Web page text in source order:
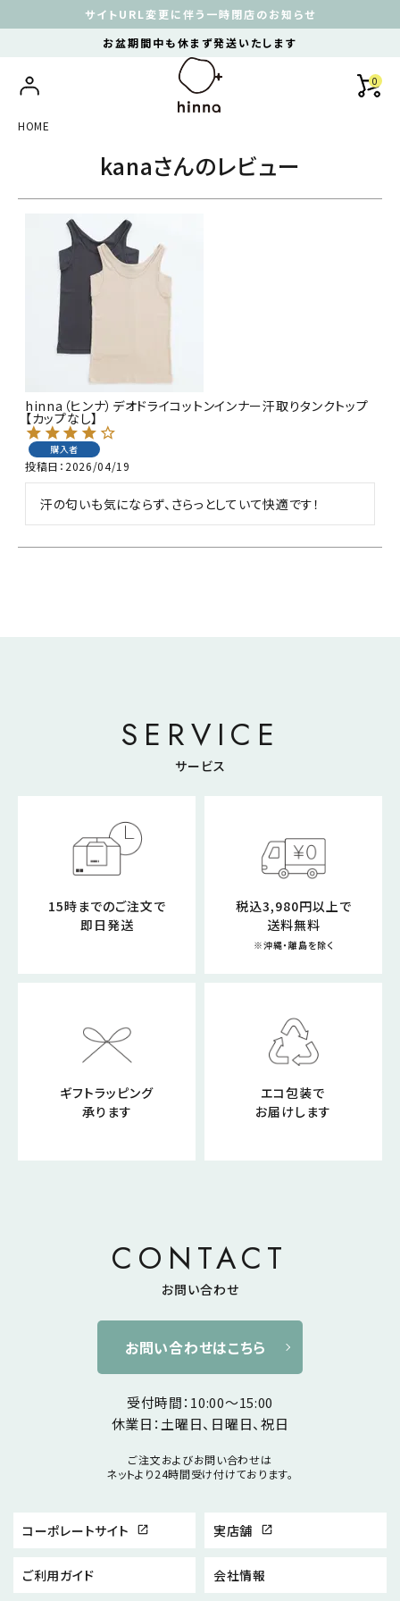
サイトURL変更に伴う一時閉店のお知らせ
お盆期間中も休まず発送いたします
0
HOME
kanaさんのレビュー
hinna（ヒンナ）デオドライコットンインナー汗取りタンクトップ
【カップなし】
購入者
投稿日 2026/04/19
汗の匂いも気にならず、さらっとしていて快適です！
SERVICE
サービス
15時までのご注文で
即日発送
税込3,980円以上で
送料無料
※沖縄・離島を除く
ギフトラッピング
承ります
エコ包装で
お届けします
CONTACT
お問い合わせ
お問い合わせはこちら
受付時間：10:00～15:00
休業日：土曜日、日曜日、祝日
ご注文およびお問い合わせは
ネットより24時間受け付けております。
コーポレートサイト open_in_new 実店舗 open_in_new
ご利用ガイド 会社情報